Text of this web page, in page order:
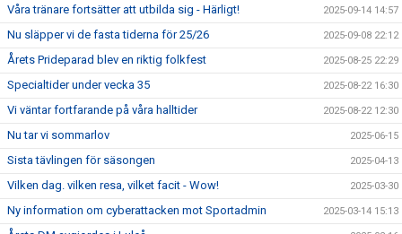
Våra tränare fortsätter att utbilda sig - Härligt! 2025-09-14 14:57
Nu släpper vi de fasta tiderna för 25/26 2025-09-08 22:12
Årets Prideparad blev en riktig folkfest 2025-08-25 22:29
Specialtider under vecka 35 2025-08-22 16:30
Vi väntar fortfarande på våra halltider 2025-08-22 12:30
Nu tar vi sommarlov 2025-06-15
Sista tävlingen för säsongen 2025-04-13
Vilken dag. vilken resa, vilket facit - Wow! 2025-03-30
Ny information om cyberattacken mot Sportadmin 2025-03-14 15:13